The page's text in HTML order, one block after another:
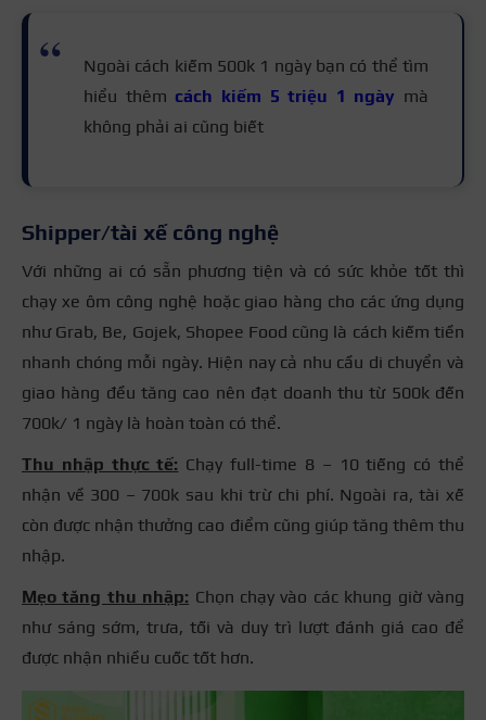
Ngoài cách kiếm 500k 1 ngày bạn có thể tìm
hiểu thêm cách kiếm 5 triệu 1 ngày mà
không phải ai cũng biết
Shipper/tài xế công nghệ
Với những ai có sẵn phương tiện và có sức khỏe tốt thì
chạy xe ôm công nghệ hoặc giao hàng cho các ứng dụng
như Grab, Be, Gojek, Shopee Food cũng là cách kiếm tiền
nhanh chóng mỗi ngày. Hiện nay cả nhu cầu di chuyển và
giao hàng đều tăng cao nên đạt doanh thu từ 500k đến
700k/ 1 ngày là hoàn toàn có thể.
Thu nhập thực tế: Chạy full-time 8 – 10 tiếng có thể
nhận về 300 – 700k sau khi trừ chi phí. Ngoài ra, tài xế
còn được nhận thưởng cao điểm cũng giúp tăng thêm thu
nhập.
Mẹo tăng thu nhập: Chọn chạy vào các khung giờ vàng
như sáng sớm, trưa, tối và duy trì lượt đánh giá cao để
được nhận nhiều cuốc tốt hơn.